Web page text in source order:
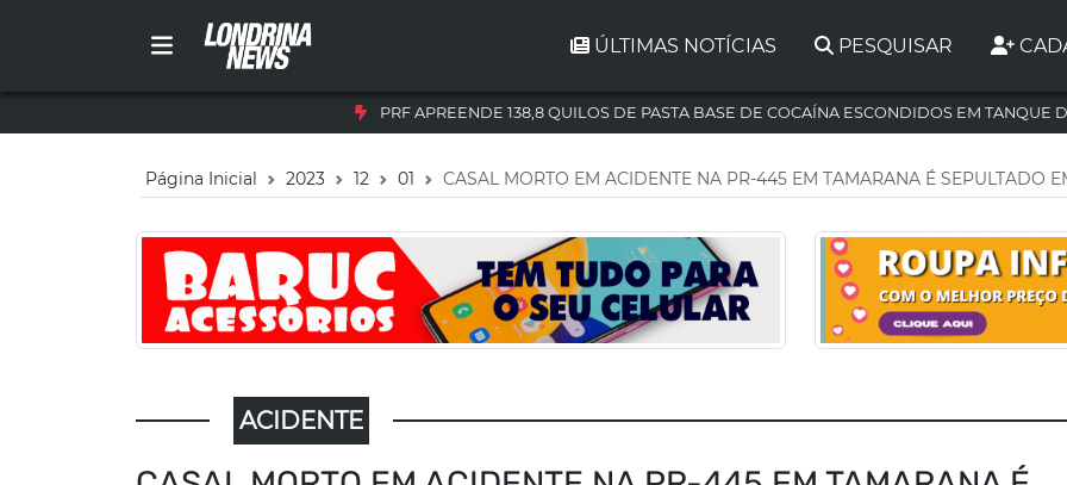
ÚLTIMAS NOTÍCIAS PESQUISAR
PRF APREENDE 138,8 QUILOS DE PASTA BASE DE COCAÍNA ESCONDIDOS EM TANQUE
Página Inicial 2023 12 01 CASAL MORTO EM ACIDENTE NA PR-445 EM TAMARANA É SEPULTADO
ACIDENTE